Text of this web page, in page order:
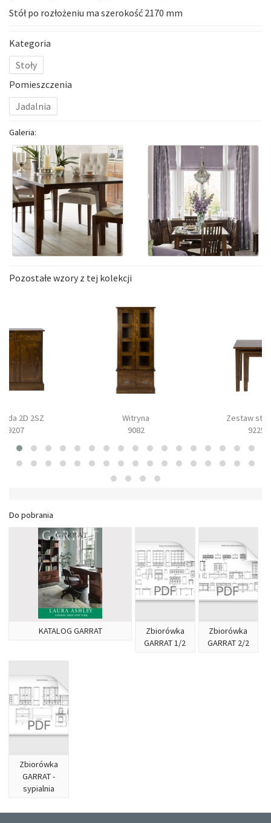
Stół po rozłożeniu ma szerokość 2170 mm
Kategoria
Stoły
Pomieszczenia
Jadalnia
Galeria:
Pozostałe wzory z tej kolekcji
2D 2SZ
9207
Witryna
9082
Zestaw
9225
Do pobrania
KATALOG GARRAT
Zbiorówka
GARRAT 1/2
Zbiorówka
GARRAT 2/2
Zbiorówka
GARRAT -
sypialnia